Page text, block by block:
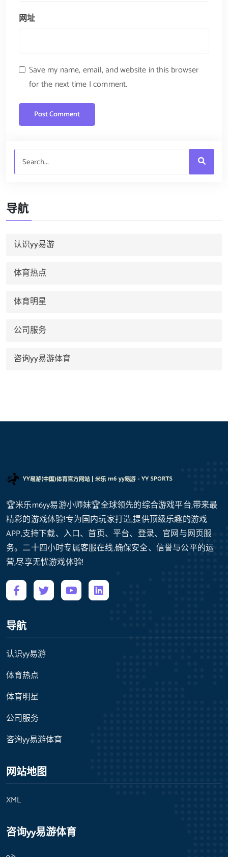
网址
Save my name, email, and website in this browser
for the next time I comment.
导航
认识yy易游
体育热点
体育明星
公司服务
咨询yy易游体育
🏆米乐m6yy易游小师妹🏆全球领先的综合游戏平台,带来最
精彩的游戏体验!专为国内玩家打造,提供顶级乐趣的游戏
APP,支持下载、入口、首页、平台、登录、官网与网页服
务。二十四小时专属客服在线,确保安全、信誉与公平的运
营,尽享无忧游戏体验!
导航
认识yy易游
体育热点
体育明星
公司服务
咨询yy易游体育
网站地图
XML
咨询yy易游体育